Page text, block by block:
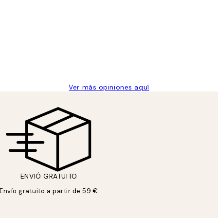
Ver más opiniones aquí
ENVIÓ GRATUITO
Envío gratuito a partir de 59 €